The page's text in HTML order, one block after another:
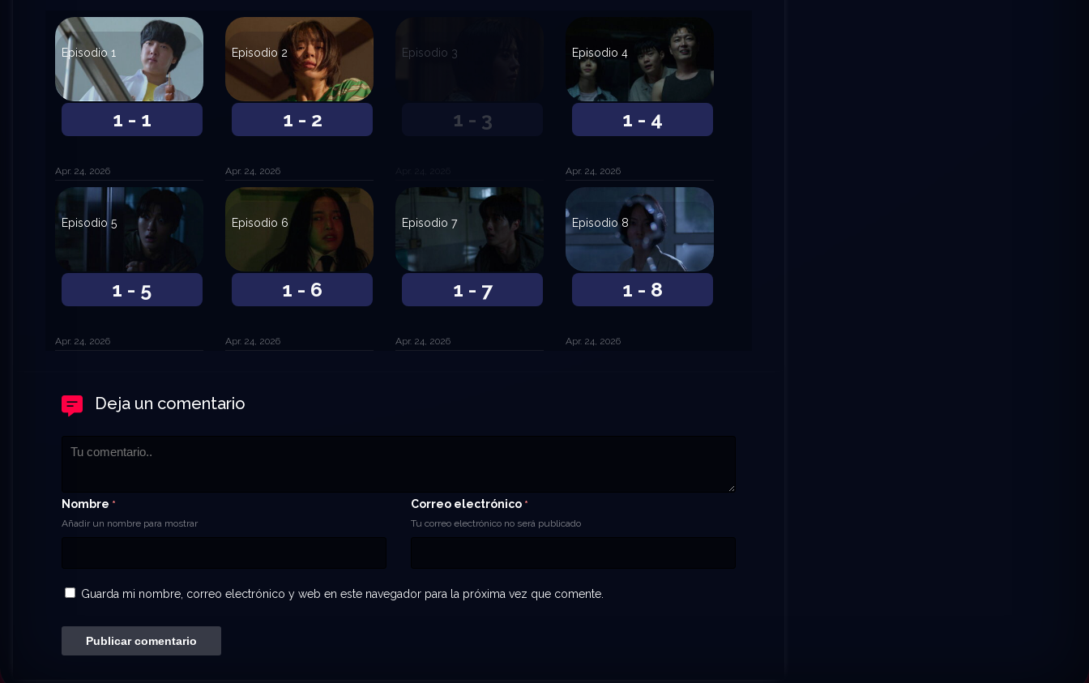
1 - 1
Episodio 1
Apr. 24, 2026
1 - 2
Episodio 2
Apr. 24, 2026
1 - 3
Episodio 3
1 - 4
Episodio 4
Apr. 24, 2026
1 - 5
Episodio 5
Apr. 24, 2026
1 - 6
Episodio 6
Apr. 24, 2026
1 - 7
Episodio 7
Apr. 24, 2026
1 - 8
Episodio 8
Apr. 24, 2026
Deja un comentario
Nombre *
Añadir un nombre para mostrar
Correo electrónico *
Tu correo electrónico no será publicado
Guarda mi nombre, correo electrónico y web en este navegador para la próxima vez que comente.